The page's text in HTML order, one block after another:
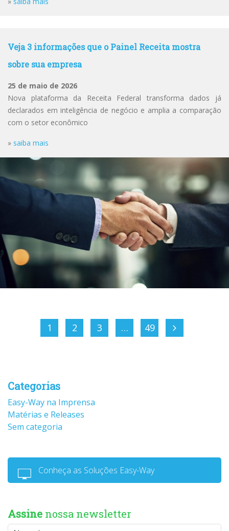
Veja 3 informações que o Painel Receita mostra
sobre sua empresa
25 de maio de 2026
Nova plataforma da Receita Federal transforma dados já
declarados em inteligência de negócio e amplia a comparação
com o setor econômico
» saiba mais
1 2 3 … 49
Categorias
Easy-Way na Imprensa
Matérias e Releases
Sem categoria
Conheça as Soluções Easy-Way
Assine nossa newsletter